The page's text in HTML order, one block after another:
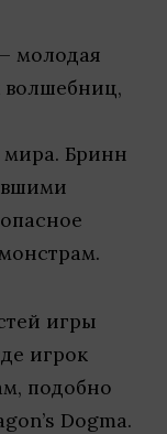
молодая
волшебниц,
Бринн
игры
игрок
подобно
Dogma.